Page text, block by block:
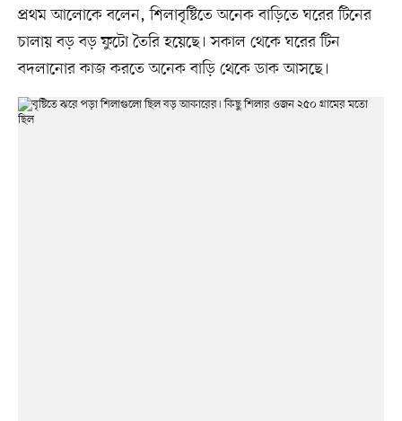
প্রথম আলোকে বলেন, শিলাবৃষ্টিতে অনেক বাড়িতে ঘরের টিনের
চালায় বড় বড় ফুটো তৈরি হয়েছে। সকাল থেকে ঘরের টিন
বদলানোর কাজ করতে অনেক বাড়ি থেকে ডাক আসছে।